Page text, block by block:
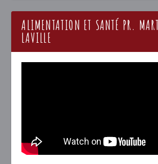
ALIMENTATION ET SANTÉ PR.
LAVILLE